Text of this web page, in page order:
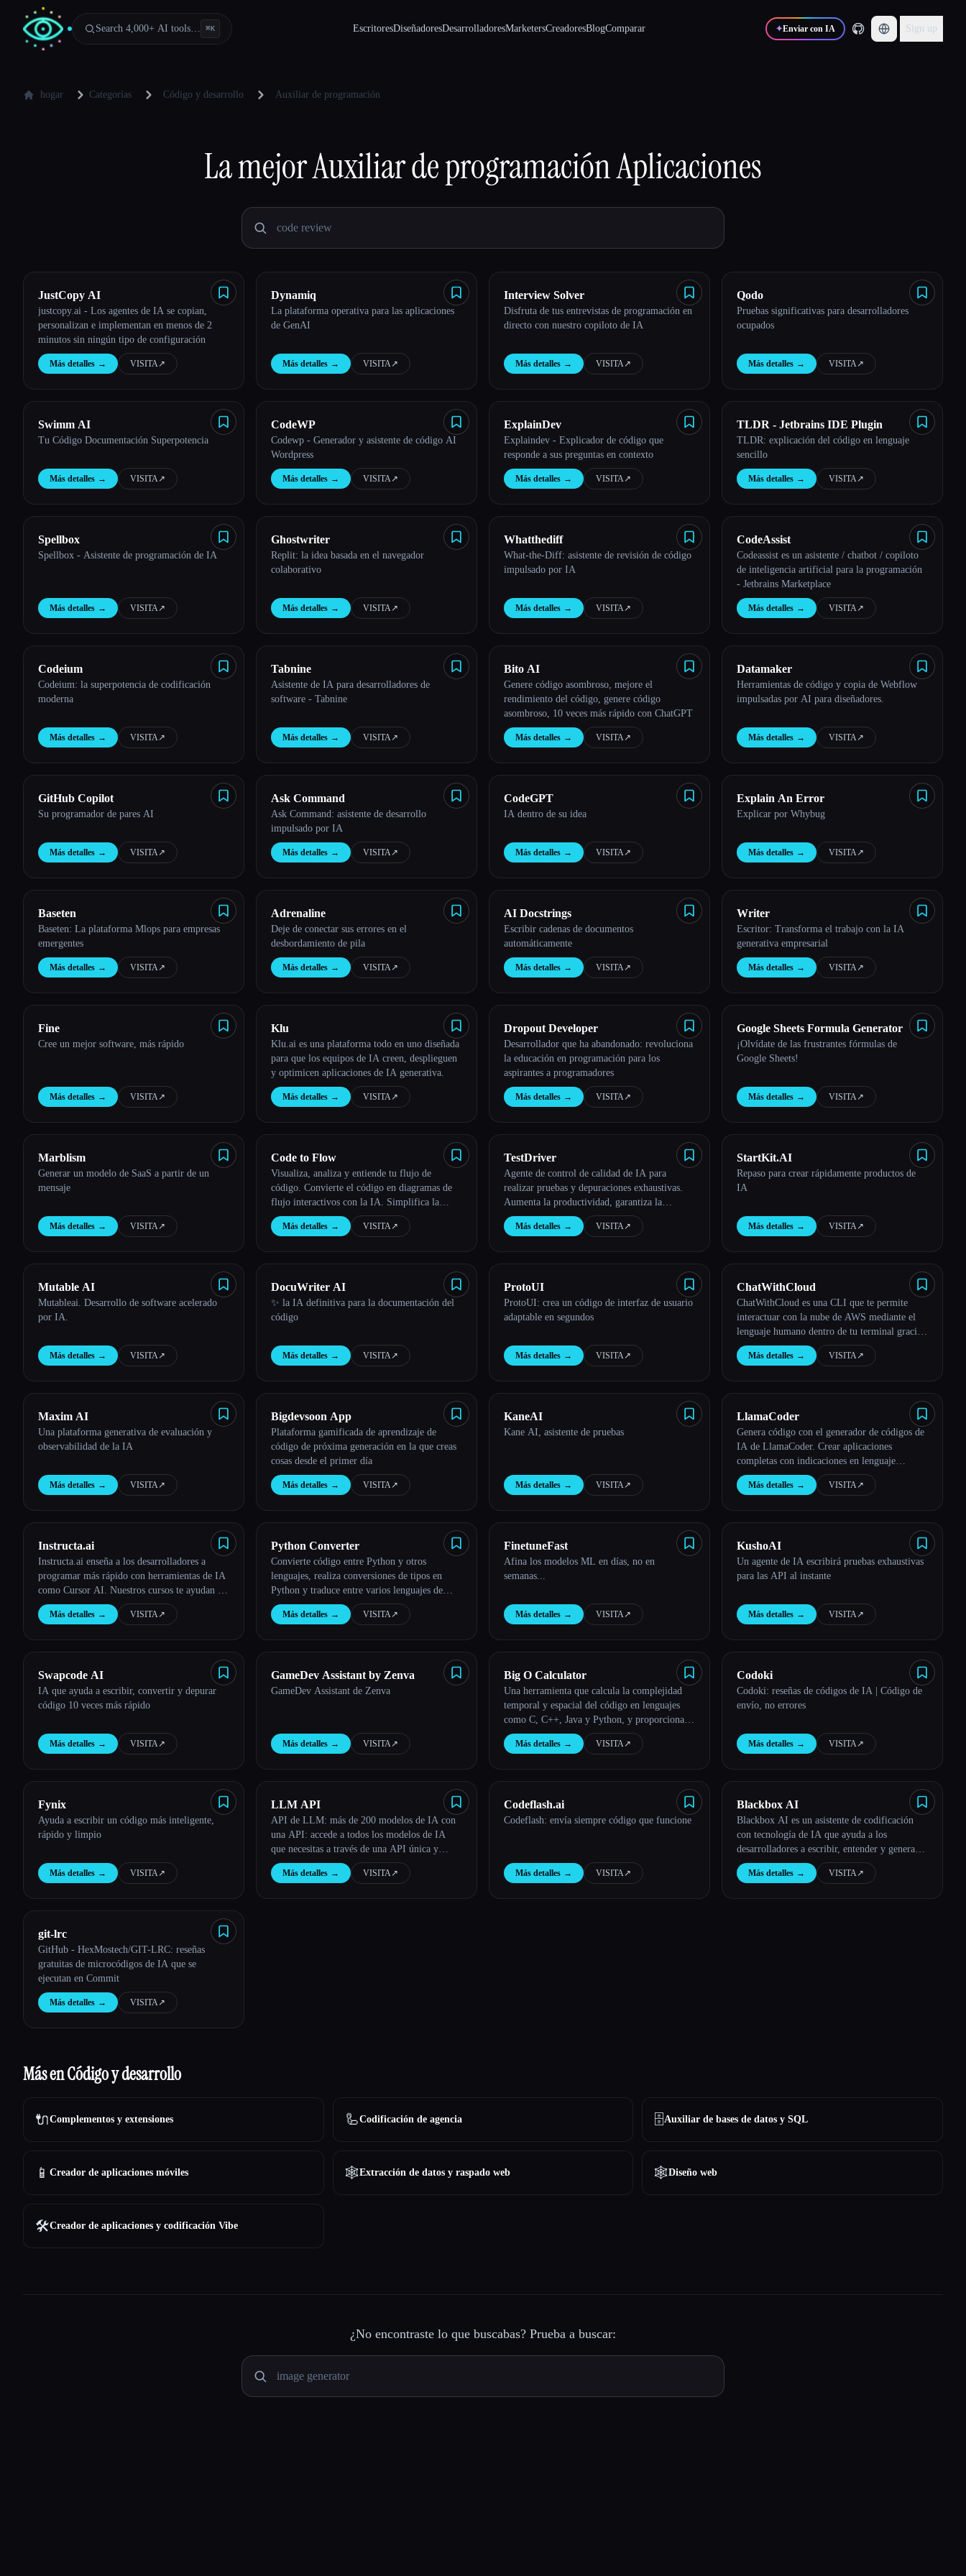
Search 4,000+ AI tools… ⌘K EscritoresDiseñadoresDesarrolladoresMarketersCreadoresBlogComparar ✦Enviar con IA Sign up
hogar Categorías Código y desarrollo Auxiliar de programación
La mejorAuxiliar de programaciónAplicaciones
JustCopy AI
justcopy.ai - Los agentes de IA se copian,
personalizan e implementan en menos de 2
minutos sin ningún tipo de configuración
Más detalles → VISITA↗︎
Dynamiq
La plataforma operativa para las aplicaciones
de GenAI
Más detalles → VISITA↗︎
Interview Solver
Disfruta de tus entrevistas de programación en
directo con nuestro copiloto de IA
Más detalles → VISITA↗︎
Qodo
Pruebas significativas para desarrolladores
ocupados
Más detalles → VISITA↗︎
Swimm AI
Tu Código Documentación Superpotencia
Más detalles → VISITA↗︎
CodeWP
Codewp - Generador y asistente de código AI
Wordpress
Más detalles → VISITA↗︎
ExplainDev
Explaindev - Explicador de código que
responde a sus preguntas en contexto
Más detalles → VISITA↗︎
TLDR - Jetbrains IDE Plugin
TLDR: explicación del código en lenguaje
sencillo
Más detalles → VISITA↗︎
Spellbox
Spellbox - Asistente de programación de IA
Más detalles → VISITA↗︎
Ghostwriter
Replit: la idea basada en el navegador
colaborativo
Más detalles → VISITA↗︎
Whatthediff
What-the-Diff: asistente de revisión de código
impulsado por IA
Más detalles → VISITA↗︎
CodeAssist
Codeassist es un asistente / chatbot / copiloto
de inteligencia artificial para la programación
- Jetbrains Marketplace
Más detalles → VISITA↗︎
Codeium
Codeium: la superpotencia de codificación
moderna
Más detalles → VISITA↗︎
Tabnine
Asistente de IA para desarrolladores de
software - Tabnine
Más detalles → VISITA↗︎
Bito AI
Genere código asombroso, mejore el
rendimiento del código, genere código
asombroso, 10 veces más rápido con ChatGPT
Más detalles → VISITA↗︎
Datamaker
Herramientas de código y copia de Webflow
impulsadas por AI para diseñadores.
Más detalles → VISITA↗︎
GitHub Copilot
Su programador de pares AI
Más detalles → VISITA↗︎
Ask Command
Ask Command: asistente de desarrollo
impulsado por IA
Más detalles → VISITA↗︎
CodeGPT
IA dentro de su idea
Más detalles → VISITA↗︎
Explain An Error
Explicar por Whybug
Más detalles → VISITA↗︎
Baseten
Baseten: La plataforma Mlops para empresas
emergentes
Más detalles → VISITA↗︎
Adrenaline
Deje de conectar sus errores en el
desbordamiento de pila
Más detalles → VISITA↗︎
AI Docstrings
Escribir cadenas de documentos
automáticamente
Más detalles → VISITA↗︎
Writer
Escritor: Transforma el trabajo con la IA
generativa empresarial
Más detalles → VISITA↗︎
Fine
Cree un mejor software, más rápido
Más detalles → VISITA↗︎
Klu
Klu.ai es una plataforma todo en uno diseñada
para que los equipos de IA creen, desplieguen
y optimicen aplicaciones de IA generativa.
Más detalles → VISITA↗︎
Dropout Developer
Desarrollador que ha abandonado: revoluciona
la educación en programación para los
aspirantes a programadores
Más detalles → VISITA↗︎
Google Sheets Formula Generator
¡Olvídate de las frustrantes fórmulas de
Google Sheets!
Más detalles → VISITA↗︎
Marblism
Generar un modelo de SaaS a partir de un
mensaje
Más detalles → VISITA↗︎
Code to Flow
Visualiza, analiza y entiende tu flujo de
código. Convierte el código en diagramas de
flujo interactivos con la IA. Simplifica la
lógica compleja al instante.
Más detalles → VISITA↗︎
TestDriver
Agente de control de calidad de IA para
realizar pruebas y depuraciones exhaustivas.
Aumenta la productividad, garantiza la
precisión y ahorra tiempo con esta versátil
herramienta.
Más detalles → VISITA↗︎
StartKit.AI
Repaso para crear rápidamente productos de
IA
Más detalles → VISITA↗︎
Mutable AI
Mutableai. Desarrollo de software acelerado
por IA.
Más detalles → VISITA↗︎
DocuWriter AI
✨ la IA definitiva para la documentación del
código
Más detalles → VISITA↗︎
ProtoUI
ProtoUI: crea un código de interfaz de usuario
adaptable en segundos
Más detalles → VISITA↗︎
ChatWithCloud
ChatWithCloud es una CLI que te permite
interactuar con la nube de AWS mediante el
lenguaje humano dentro de tu terminal gracias
a la IA generativa.
Más detalles → VISITA↗︎
Maxim AI
Una plataforma generativa de evaluación y
observabilidad de la IA
Más detalles → VISITA↗︎
Bigdevsoon App
Plataforma gamificada de aprendizaje de
código de próxima generación en la que creas
cosas desde el primer día
Más detalles → VISITA↗︎
KaneAI
Kane AI, asistente de pruebas
Más detalles → VISITA↗︎
LlamaCoder
Genera código con el generador de códigos de
IA de LlamaCoder. Crear aplicaciones
completas con indicaciones en lenguaje
natural. Ayudar a tu equipo a hacer envíos más
rápido.
Más detalles → VISITA↗︎
Instructa.ai
Instructa.ai enseña a los desarrolladores a
programar más rápido con herramientas de IA
como Cursor AI. Nuestros cursos te ayudan a
ahorrar tiempo al automatizar las tareas
repetitivas y mejorar la eficacia de la
Más detalles → VISITA↗︎
Python Converter
Convierte código entre Python y otros
lenguajes, realiza conversiones de tipos en
Python y traduce entre varios lenguajes de
programación con Python Converter.
Más detalles → VISITA↗︎
FinetuneFast
Afina los modelos ML en días, no en
semanas...
Más detalles → VISITA↗︎
KushoAI
Un agente de IA escribirá pruebas exhaustivas
para las API al instante
Más detalles → VISITA↗︎
Swapcode AI
IA que ayuda a escribir, convertir y depurar
código 10 veces más rápido
Más detalles → VISITA↗︎
GameDev Assistant by Zenva
GameDev Assistant de Zenva
Más detalles → VISITA↗︎
Big O Calculator
Una herramienta que calcula la complejidad
temporal y espacial del código en lenguajes
como C, C++, Java y Python, y proporciona
análisis y visualizaciones para aumentar la
eficacia de los algoritmos.
Más detalles → VISITA↗︎
Codoki
Codoki: reseñas de códigos de IA | Código de
envío, no errores
Más detalles → VISITA↗︎
Fynix
Ayuda a escribir un código más inteligente,
rápido y limpio
Más detalles → VISITA↗︎
LLM API
API de LLM: más de 200 modelos de IA con
una API: accede a todos los modelos de IA
que necesitas a través de una API única y
fiable
Más detalles → VISITA↗︎
Codeflash.ai
Codeflash: envía siempre código que funcione
Más detalles → VISITA↗︎
Blackbox AI
Blackbox AI es un asistente de codificación
con tecnología de IA que ayuda a los
desarrolladores a escribir, entender y generar
código más rápido.
Más detalles → VISITA↗︎
git-lrc
GitHub - HexMostech/GIT-LRC: reseñas
gratuitas de microcódigos de IA que se
ejecutan en Commit
Más detalles → VISITA↗︎
Más en Código y desarrollo
🔌Complementos y extensiones 🦾Codificación de agencia 🗄️Auxiliar de bases de datos y SQL
📱 Creador de aplicaciones móviles 🕸️Extracción de datos y raspado web 🕸Diseño web
🛠️Creador de aplicaciones y codificación Vibe
¿No encontraste lo que buscabas? Prueba a buscar: